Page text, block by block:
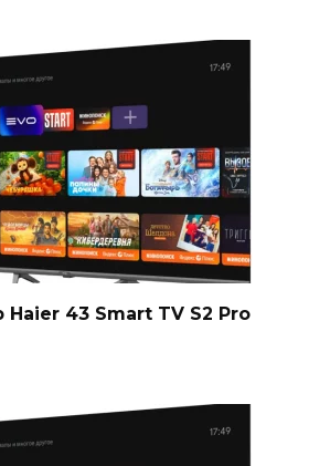
Haier 43 Smart TV S2 Pro